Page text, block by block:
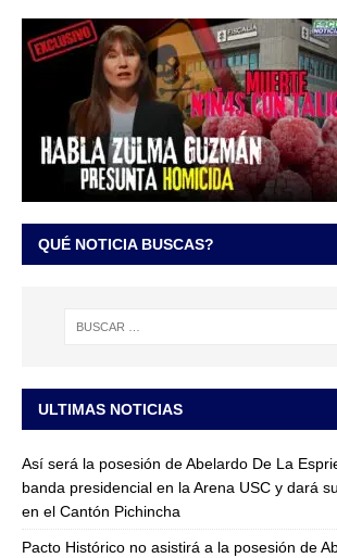
QUÉ NOTICIA BUSCAS?
ULTIMAS NOTICIAS
Así será la posesión de Abelardo De La
banda presidencial en la Arena USC y dará
en el Cantón Pichincha
Pacto Histórico no asistirá a la posesión de